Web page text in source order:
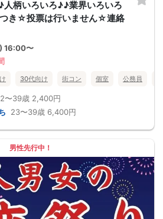
柄いろいろ♪♪業界いろいろ
き☆投票は行いません☆連絡
16:00〜
30代向け 街コン 個室 公務員
〜39歳 2,400円
23〜39歳 6,400円
男性先行中！